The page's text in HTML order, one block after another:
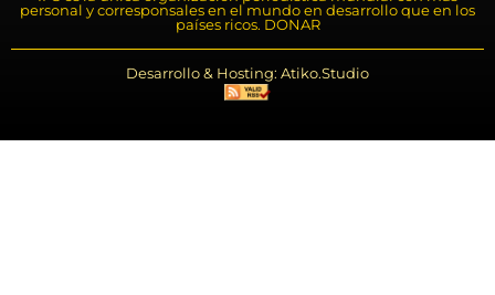
personal y corresponsales en el mundo en desarrollo que en los
países ricos. DONAR
Desarrollo & Hosting: Atiko.Studio